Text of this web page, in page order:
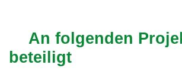
An folgenden
beteiligt